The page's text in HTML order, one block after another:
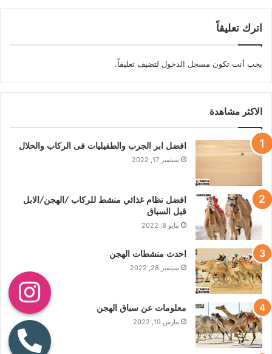
اترك تعليقاً
يجب أنت تكون مسجل الدخول لتضيف تعليقاً.
الاكثر مشاهدة
افضل ابر الجرب والطفيليات فى الركاب والحلال
سبتمبر 17, 2022
افضل نظام غذائي منشط للركاب /الهجن/الابل
قبل السباق
مايو 8, 2022
احدث منشطات الهجن
سبتمبر 28, 2022
معلومات عن سباق الهجن
مارس 19, 2022